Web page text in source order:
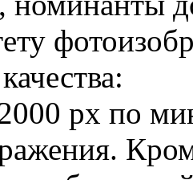
рх по